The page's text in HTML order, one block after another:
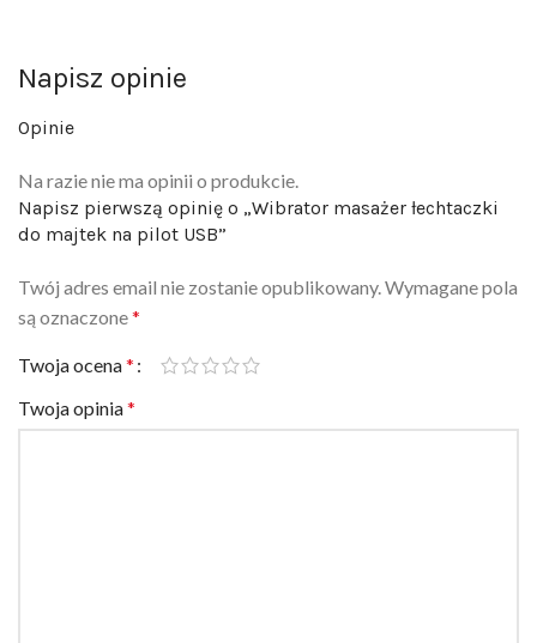
Napisz opinie
Opinie
Na razie nie ma opinii o produkcie.
Napisz pierwszą opinię o „Wibrator masażer łechtaczki
do majtek na pilot USB”
Twój adres email nie zostanie opublikowany. Wymagane pola
są oznaczone *
Twoja ocena *
Twoja opinia *